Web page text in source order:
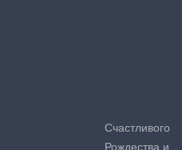
Счастливого
Рождества и